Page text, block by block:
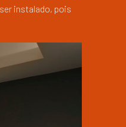
instalado, pois